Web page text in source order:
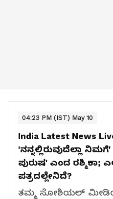
04:23 PM (IST) May 10
India Latest News
'ನನ್ನಲ್ಲಿರುವುದೆಲ್ಲಾ
ಪುರುಷ' ಎಂದ ರಶ್ಮಿಕಾ;
ಪತ್ರದಲ್ಲೇನಿದೆ?
ತಮ್ಮ ಸೋಶಿಯಲ್